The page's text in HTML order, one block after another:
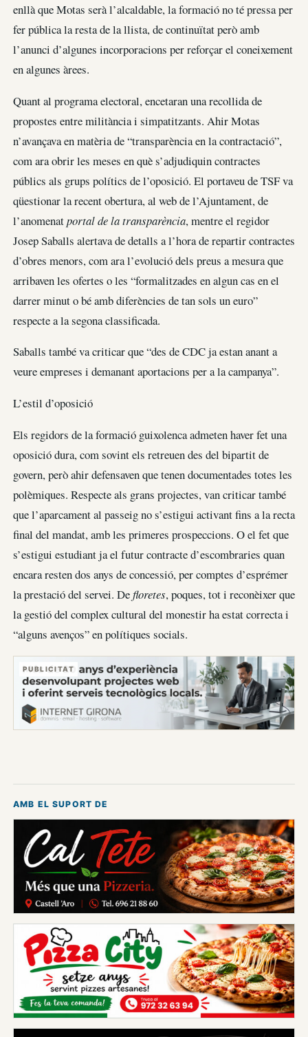
enllà que Motas serà l’alcaldable, la formació no té pressa per
fer pública la resta de la llista, de continuïtat però amb
l’anunci d’algunes incorporacions per reforçar el coneixement
en algunes àrees.
Quant al programa electoral, encetaran una recollida de
propostes entre militància i simpatitzants. Ahir Motas
n’avançava en matèria de “transparència en la contractació”,
com ara obrir les meses en què s’adjudiquin contractes
públics als grups polítics de l’oposició. El portaveu de TSF va
qüestionar la recent obertura, al web de l’Ajuntament, de
l’anomenatportal de la transparència, mentre el regidor
Josep Saballs alertava de detalls a l’hora de repartir contractes
d’obres menors, com ara l’evolució dels preus a mesura que
arribaven les ofertes o les “formalitzades en algun cas en el
darrer minut o bé amb diferències de tan sols un euro”
respecte a la segona classificada.
Saballs també va criticar que “des de CDC ja estan anant a
veure empreses i demanant aportacions per a la campanya”.
L’estil d’oposició
Els regidors de la formació guixolenca admeten haver fet una
oposició dura, com sovint els retreuen des del bipartit de
govern, però ahir defensaven que tenen documentades totes les
polèmiques. Respecte als grans projectes, van criticar també
que l’aparcament al passeig no s’estigui activant fins a la recta
final del mandat, amb les primeres prospeccions. O el fet que
s’estigui estudiant ja el futur contracte d’escombraries quan
encara resten dos anys de concessió, per comptes d’esprémer
la prestació del servei. Defloretes, poques, tot i reconèixer que
la gestió del complex cultural del monestir ha estat correcta i
“alguns avenços” en polítiques socials.
PUBLICITAT
AMB EL SUPORT DE